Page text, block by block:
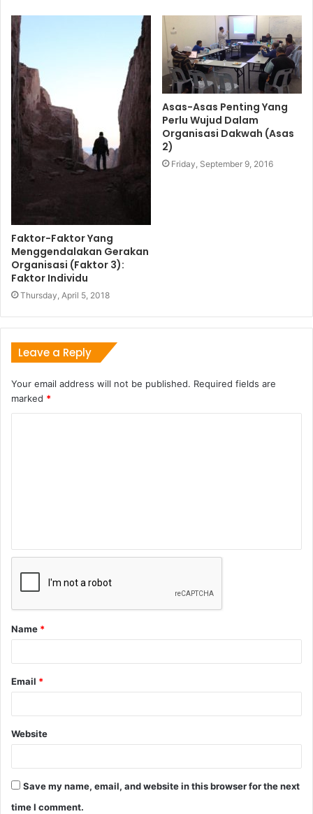
Faktor-Faktor Yang
Menggendalakan Gerakan
Organisasi (Faktor 3):
Faktor Individu
Thursday, April 5, 2018
Asas-Asas Penting Yang
Perlu Wujud Dalam
Organisasi Dakwah (Asas
2)
Friday, September 9, 2016
Leave a Reply
Your email address will not be published. Required fields are
marked *
Name *
Email *
Website
Save my name, email, and website in this browser for the next
time I comment.